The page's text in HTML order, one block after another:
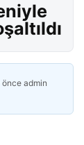
önce admin